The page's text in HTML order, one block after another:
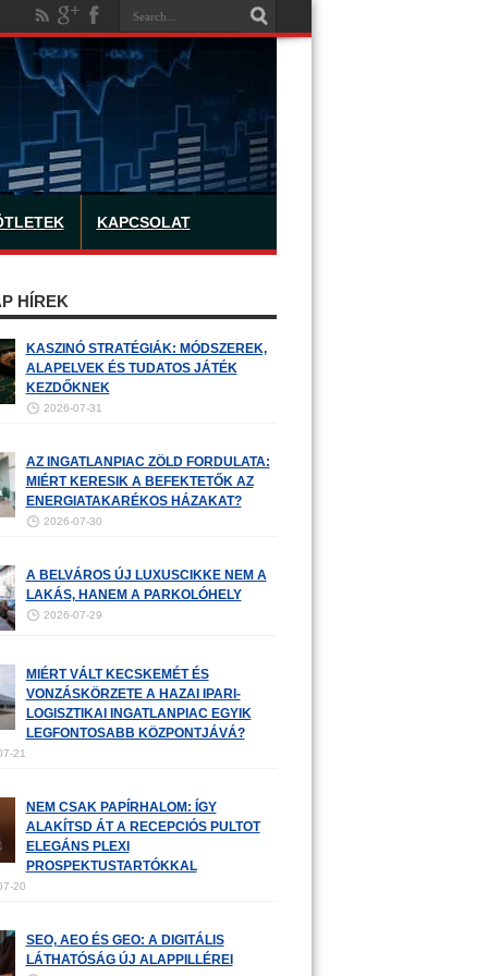
KAPCSOLAT
HÍREK
KASZINÓ STRATÉGIÁK: MÓDSZEREK,
ALAPELVEK ÉS TUDATOS JÁTÉK
KEZDŐKNEK
2026-07-31
AZ INGATLANPIAC ZÖLD FORDULATA:
MIÉRT KERESIK A BEFEKTETŐK AZ
ENERGIATAKARÉKOS HÁZAKAT?
2026-07-30
A BELVÁROS ÚJ LUXUSCIKKE NEM A
LAKÁS, HANEM A PARKOLÓHELY
2026-07-29
MIÉRT VÁLT KECSKEMÉT ÉS
VONZÁSKÖRZETE A HAZAI IPARI-
LOGISZTIKAI INGATLANPIAC EGYIK
LEGFONTOSABB KÖZPONTJÁVÁ?
21
NEM CSAK PAPÍRHALOM: ÍGY
ALAKÍTSD ÁT A RECEPCIÓS PULTOT
ELEGÁNS PLEXI
PROSPEKTUSTARTÓKKAL
20
SEO, AEO ÉS GEO: A DIGITÁLIS
LÁTHATÓSÁG ÚJ ALAPPILLÉREI